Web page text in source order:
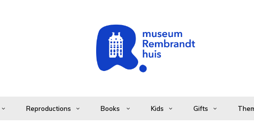
Reproductions Books Kids Gifts